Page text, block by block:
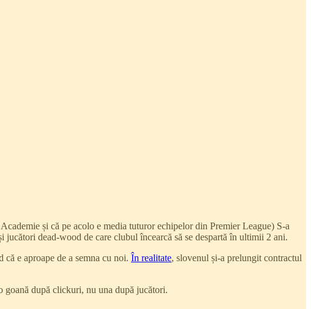
și că pe acolo e media tuturor echipelor din Premier League) S-a
jucători dead-wood de care clubul încearcă să se despartă în ultimii 2 ani.
e aproape de a semna cu noi. În realitate, slovenul și-a prelungit contractul
goană după clickuri, nu una după jucători.